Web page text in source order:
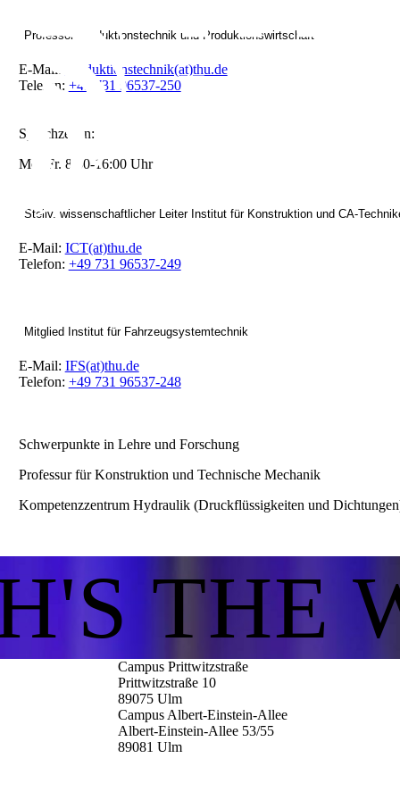
Professor Produktionstechnik und Produktionswirtschaft
E-Mail:
Produktionstechnik(at)thu.de
Telefon: +49 731 96537-250
Sprechzeiten:
Mo.-Fr. 8:30-16:00 Uhr
Stellv. wissenschaftlicher Leiter Institut für Konstruktion und CA-
E-Mail: ICT(at)thu.de
Telefon: +49 731 96537-249
Mitglied Institut für Fahrzeugsystemtechnik
E-Mail: IFS(at)thu.de
Telefon: +49 731 96537-248
Schwerpunkte in Lehre und Forschung
Professur für Konstruktion und Technische Mechanik
Kompetenzzentrum Hydraulik (Druckflüssigkeiten und
THE
Campus Prittwitzstraße
Prittwitzstraße 10
89075 Ulm
Campus Albert-Einstein-Allee
Albert-Einstein-Allee 53/​55
89081 Ulm